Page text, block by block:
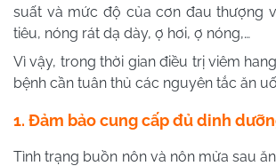
suất và mức độ của cơn đau thượng
tiêu, nóng rát dạ dày, ợ hơi, ợ nóng,…
Vì vậy, trong thời gian điều trị viêm
bệnh cần tuân thủ các nguyên tắc ăn
1. Đảm bảo cung cấp đủ dinh
Tình trạng buồn nôn và nôn mửa sau